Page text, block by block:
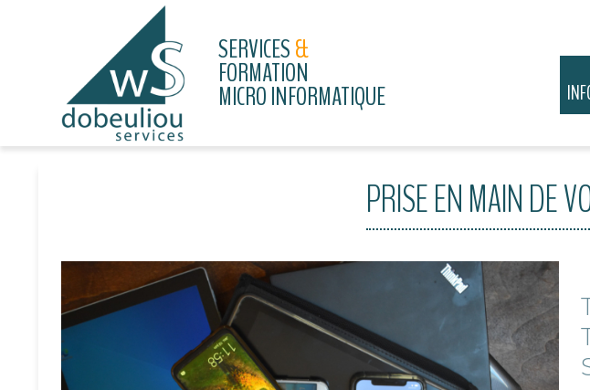
SERVICES&
FORMATION
MICRO INFORMATIQUE
PRISE EN MAIN DE